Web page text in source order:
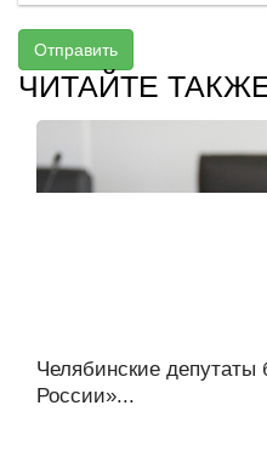
Отправить
ЧИТАЙТЕ
Челябинские депутаты
России»...